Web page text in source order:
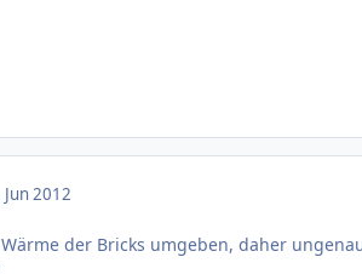
Jun 2012
der Bricks umgeben, daher